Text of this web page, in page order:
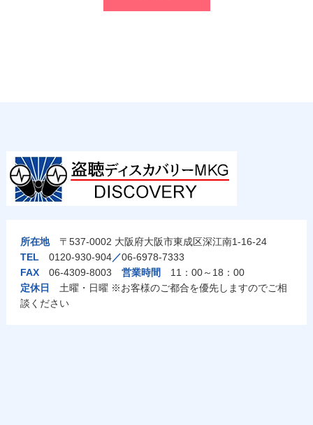
所在地〒537-0002 大阪府大阪市東成区深江南1-16-24
TEL 0120-930-904／06-6978-7333
FAX06-4309-8003 営業時間11：00～18：00
定休日
土曜・日曜 ※お客様のご都合を優先しますのでご相
談ください